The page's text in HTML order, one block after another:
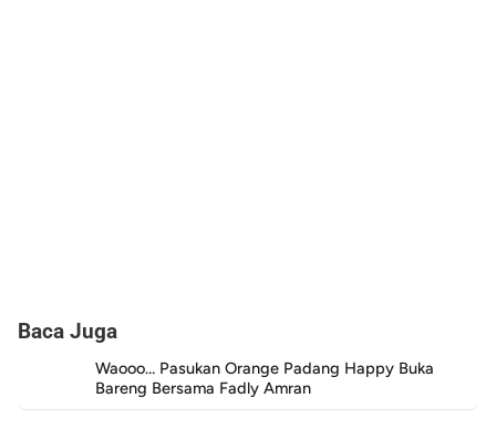
Baca Juga
Waooo… Pasukan Orange Padang Happy Buka
Bareng Bersama Fadly Amran